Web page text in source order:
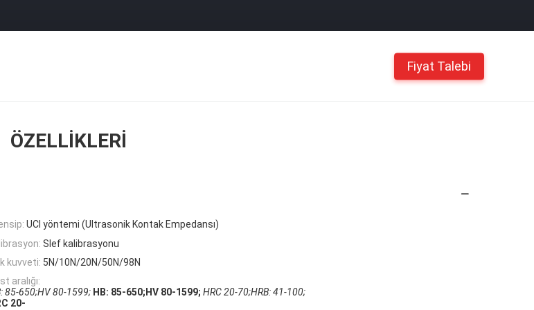
Fiyat Talebi
ÖZELLIKLERI
UCI yöntemi (Ultrasonik Kontak Empedansı)
Slef kalibrasyonu
kuvveti: 5N/10N/20N/50N/98N
aralığı:
85-650;HV 80-1599; HB: 85-650;HV 80-1599; HRC 20-70;HRB: 41-100;
20-